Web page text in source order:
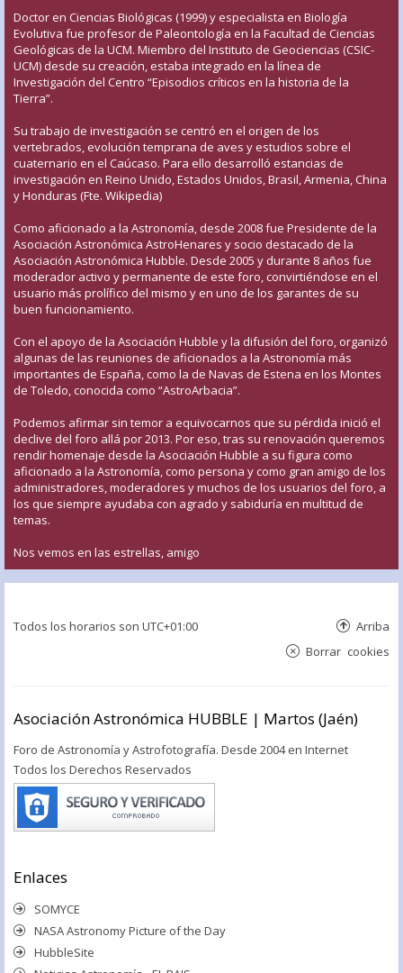
Doctor en Ciencias Biológicas (1999) y especialista en Biología
Evolutiva fue profesor de Paleontología en la Facultad de Ciencias
Geológicas de la UCM. Miembro del Instituto de Geociencias (CSIC-
UCM) desde su creación, estaba integrado en la línea de
Investigación del Centro “Episodios críticos en la historia de la
Tierra”.
Su trabajo de investigación se centró en el origen de los
vertebrados, evolución temprana de aves y estudios sobre el
cuaternario en el Caúcaso. Para ello desarrolló estancias de
investigación en Reino Unido, Estados Unidos, Brasil, Armenia, China
y Honduras (Fte. Wikipedia)
Como aficionado a la Astronomía, desde 2008 fue Presidente de la
Asociación Astronómica AstroHenares y socio destacado de la
Asociación Astronómica Hubble. Desde 2005 y durante 8 años fue
moderador activo y permanente de este foro, convirtiéndose en el
usuario más prolífico del mismo y en uno de los garantes de su
buen funcionamiento.
Con el apoyo de la Asociación Hubble y la difusión del foro, organizó
algunas de las reuniones de aficionados a la Astronomía más
importantes de España, como la de Navas de Estena en los Montes
de Toledo, conocida como “AstroArbacia”.
Podemos afirmar sin temor a equivocarnos que su pérdida inició el
declive del foro allá por 2013. Por eso, tras su renovación queremos
rendir homenaje desde la Asociación Hubble a su figura como
aficionado a la Astronomía, como persona y como gran amigo de los
administradores, moderadores y muchos de los usuarios del foro, a
los que siempre ayudaba con agrado y sabiduría en multitud de
temas.
Nos vemos en las estrellas, amigo
Todos los horarios son UTC+01:00 Arriba
Borrar cookies
Asociación Astronómica HUBBLE | Martos (Jaén)
Foro de Astronomía y Astrofotografía. Desde 2004 en Internet
Todos los Derechos Reservados
Enlaces
SOMYCE
NASA Astronomy Picture of the Day
HubbleSite